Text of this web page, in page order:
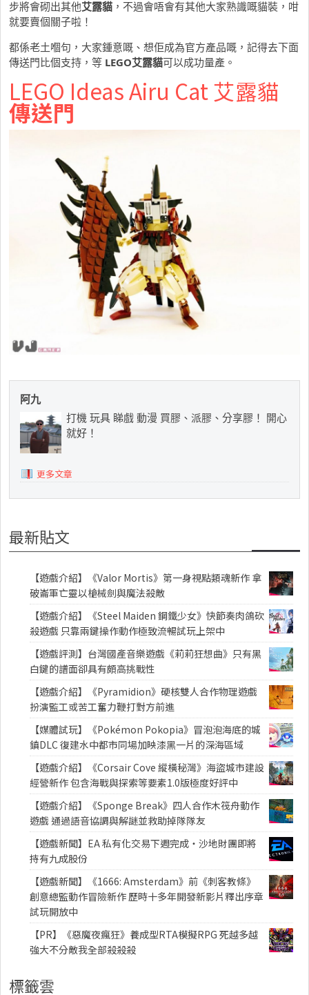
步將會砌出其他艾露貓 ，不過會唔會有其他大家熟識嘅貓裝，咁
就要賣個關子啦！
都係老土嗰句，大家鍾意嘅、想佢成為官方產品嘅，記得去下面
傳送門比個支持，等 LEGO艾露貓可以成功量產。
LEGO Ideas Airu Cat 艾露貓
傳送門
阿九
打機 玩具 睇戲 動漫 買膠、派膠、分享膠！ 開心
就好！
更多文章
最新貼文
【遊戲介紹】《Valor Mortis》第一身視點類魂新作 拿
破崙軍亡靈以槍械劍與魔法殺敵
【遊戲介紹】《Steel Maiden 鋼鐵少女》快節奏肉鴿砍
殺遊戲 只靠兩鍵操作動作極致流暢試玩上架中
【遊戲評測】台灣國產音樂遊戲《莉莉狂想曲》只有黑
白鍵的譜面卻具有頗高挑戰性
【遊戲介紹】《Pyramidion》硬核雙人合作物理遊戲
扮演監工或苦工奮力鞭打對方前進
【媒體試玩】《Pokémon Pokopia》冒泡泡海底的城
鎮DLC 復建水中都市同場加映漆黑一片的深海區域
【遊戲介紹】《Corsair Cove 縱橫秘灣》海盜城市建設
經營新作 包含海戰與探索等要素1.0版極度好評中
【遊戲介紹】《Sponge Break》四人合作木筏舟動作
遊戲 通過語音協調與解謎並救助掉隊隊友
【遊戲新聞】EA 私有化交易下週完成・沙地財團即將
持有九成股份
【遊戲新聞】《1666: Amsterdam》前《刺客教條》
創意總監動作冒險新作 歷時十多年開發新影片釋出序章
試玩開放中
【PR】《惡魔夜瘋狂》養成型RTA模擬RPG 死越多越
強大不分敵我全部殺殺殺
標籤雲